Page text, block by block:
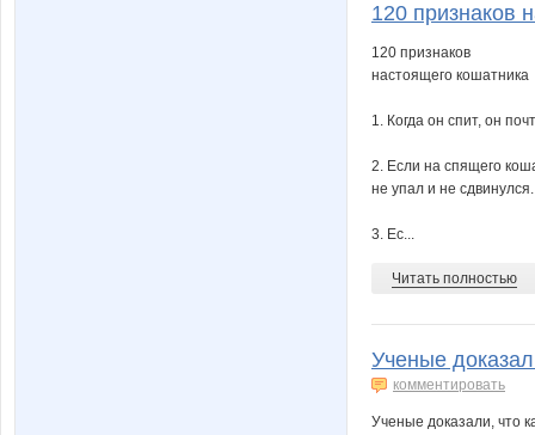
120 признаков
120 признаков
настоящего кошатника
1. Когда он спит, он
2. Если на спящего
не упал и не сдвинулся.
3. Ес...
Читать полностью
Ученые
комментировать
Ученые доказали, что